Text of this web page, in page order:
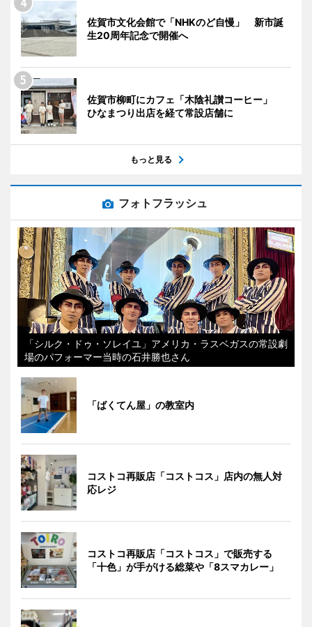
佐賀市文化会館で「NHKのど自慢」 新市誕
生20周年記念で開催へ
佐賀市柳町にカフェ「木陰礼讃コーヒー」
ひなまつり出店を経て常設店舗に
もっと見る
フォトフラッシュ
「シルク・ドゥ・ソレイユ」アメリカ・ラスベガスの常設劇
場のパフォーマー当時の石井勝也さん
「ばくてん屋」の教室内
コストコ再販店「コストコス」店内の無人対
応レジ
コストコ再販店「コストコス」で販売する
「十色」が手がける総菜や「8スマカレー」